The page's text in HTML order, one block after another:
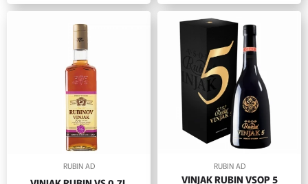
RUBIN AD RUBIN AD
VINJAK RUBIN VSOP 5